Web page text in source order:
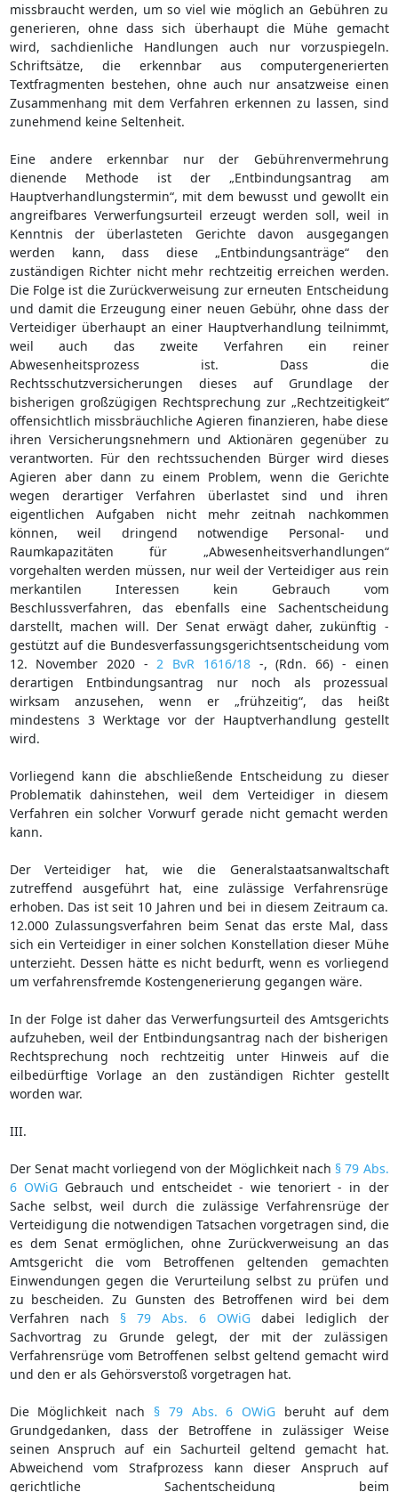
missbraucht werden, um so viel wie möglich an Gebühren zu
generieren, ohne dass sich überhaupt die Mühe gemacht
wird, sachdienliche Handlungen auch nur vorzuspiegeln.
Schriftsätze, die erkennbar aus computergenerierten
Textfragmenten bestehen, ohne auch nur ansatzweise einen
Zusammenhang mit dem Verfahren erkennen zu lassen, sind
zunehmend keine Seltenheit.
Eine andere erkennbar nur der Gebührenvermehrung
dienende Methode ist der „Entbindungsantrag am
Hauptverhandlungstermin“, mit dem bewusst und gewollt ein
angreifbares Verwerfungsurteil erzeugt werden soll, weil in
Kenntnis der überlasteten Gerichte davon ausgegangen
werden kann, dass diese „Entbindungsanträge“ den
zuständigen Richter nicht mehr rechtzeitig erreichen werden.
Die Folge ist die Zurückverweisung zur erneuten Entscheidung
und damit die Erzeugung einer neuen Gebühr, ohne dass der
Verteidiger überhaupt an einer Hauptverhandlung teilnimmt,
weil auch das zweite Verfahren ein reiner
Abwesenheitsprozess ist. Dass die
Rechtsschutzversicherungen dieses auf Grundlage der
bisherigen großzügigen Rechtsprechung zur „Rechtzeitigkeit“
offensichtlich missbräuchliche Agieren finanzieren, habe diese
ihren Versicherungsnehmern und Aktionären gegenüber zu
verantworten. Für den rechtssuchenden Bürger wird dieses
Agieren aber dann zu einem Problem, wenn die Gerichte
wegen derartiger Verfahren überlastet sind und ihren
eigentlichen Aufgaben nicht mehr zeitnah nachkommen
können, weil dringend notwendige Personal- und
Raumkapazitäten für „Abwesenheitsverhandlungen“
vorgehalten werden müssen, nur weil der Verteidiger aus rein
merkantilen Interessen kein Gebrauch vom
Beschlussverfahren, das ebenfalls eine Sachentscheidung
darstellt, machen will. Der Senat erwägt daher, zukünftig -
gestützt auf die Bundesverfassungsgerichtsentscheidung vom
12. November 2020 - 2 BvR 1616/18-, (Rdn. 66) - einen
derartigen Entbindungsantrag nur noch als prozessual
wirksam anzusehen, wenn er „frühzeitig“, das heißt
mindestens 3 Werktage vor der Hauptverhandlung gestellt
wird.
Vorliegend kann die abschließende Entscheidung zu dieser
Problematik dahinstehen, weil dem Verteidiger in diesem
Verfahren ein solcher Vorwurf gerade nicht gemacht werden
kann.
Der Verteidiger hat, wie die Generalstaatsanwaltschaft
zutreffend ausgeführt hat, eine zulässige Verfahrensrüge
erhoben. Das ist seit 10 Jahren und bei in diesem Zeitraum ca.
12.000 Zulassungsverfahren beim Senat das erste Mal, dass
sich ein Verteidiger in einer solchen Konstellation dieser Mühe
unterzieht. Dessen hätte es nicht bedurft, wenn es vorliegend
um verfahrensfremde Kostengenerierung gegangen wäre.
In der Folge ist daher das Verwerfungsurteil des Amtsgerichts
aufzuheben, weil der Entbindungsantrag nach der bisherigen
Rechtsprechung noch rechtzeitig unter Hinweis auf die
eilbedürftige Vorlage an den zuständigen Richter gestellt
worden war.
III.
Der Senat macht vorliegend von der Möglichkeit nach § 79 Abs.
6 OWiGGebrauch und entscheidet - wie tenoriert - in der
Sache selbst, weil durch die zulässige Verfahrensrüge der
Verteidigung die notwendigen Tatsachen vorgetragen sind, die
es dem Senat ermöglichen, ohne Zurückverweisung an das
Amtsgericht die vom Betroffenen geltenden gemachten
Einwendungen gegen die Verurteilung selbst zu prüfen und
zu bescheiden. Zu Gunsten des Betroffenen wird bei dem
Verfahren nach § 79 Abs. 6 OWiGdabei lediglich der
Sachvortrag zu Grunde gelegt, der mit der zulässigen
Verfahrensrüge vom Betroffenen selbst geltend gemacht wird
und den er als Gehörsverstoß vorgetragen hat.
Die Möglichkeit nach § 79 Abs. 6 OWiG beruht auf dem
Grundgedanken, dass der Betroffene in zulässiger Weise
seinen Anspruch auf ein Sachurteil geltend gemacht hat.
Abweichend vom Strafprozess kann dieser Anspruch auf
gerichtliche Sachentscheidung beim